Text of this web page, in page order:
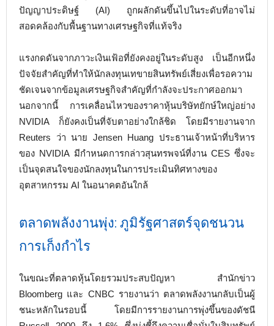
ปัญญาประดิษฐ์ (AI) ถูกผลักดันขึ้นไปในระดับที่อาจไม่
สอดคล้องกับพื้นฐานทางเศรษฐกิจที่แท้จริง
แรงกดดันจากภาวะเงินเฟ้อที่ยังคงอยู่ในระดับสูง เป็นอีกหนึ่ง
ปัจจัยสำคัญที่ทำให้นักลงทุนเทขายสินทรัพย์เสี่ยงเพื่อรอความ
ชัดเจนจากข้อมูลเศรษฐกิจสำคัญที่กำลังจะประกาศออกมา
นอกจากนี้ การเคลื่อนไหวของราคาหุ้นบริษัทยักษ์ใหญ่อย่าง
NVIDIA ก็ยังคงเป็นที่จับตาอย่างใกล้ชิด โดยมีรายงานจาก
Reuters ว่า นาย Jensen Huang ประธานเจ้าหน้าที่บริหาร
ของ NVIDIA มีกำหนดการกล่าวสุนทรพจน์ที่งาน CES ซึ่งจะ
เป็นจุดสนใจของนักลงทุนในการประเมินทิศทางของ
อุตสาหกรรม AI ในอนาคตอันใกล้
ตลาดพลังงานพุ่ง: ภูมิรัฐศาสตร์จุดชนวน
การเก็งกำไร
ในขณะที่ตลาดหุ้นโดยรวมประสบปัญหา สำนักข่าว
Bloomberg และ CNBC รายงานว่า ตลาดพลังงานกลับเป็นผู้
ชนะหลักในรอบนี้ โดยมีการรายงานการพุ่งขึ้นของดัชนี